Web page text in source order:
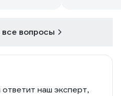
вопросы
наш эксперт,